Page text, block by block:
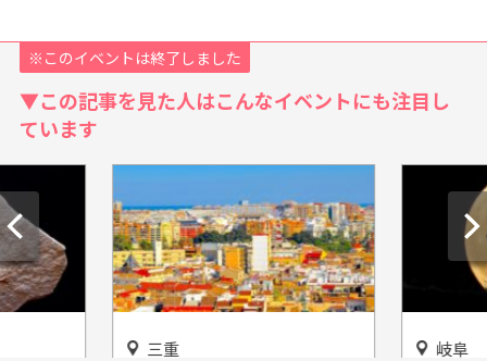
※このイベントは終了しました
▼この記事を見た人はこんなイベントにも注目し
ています
三重 岐阜